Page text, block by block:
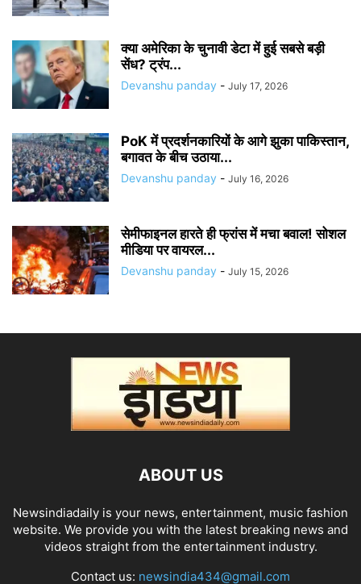
क्या अमेरिका के चुनावी डेटा में हुई सबसे बड़ी
सेंध? ट्रंप...
Devanshu panday - July 17, 2026
PoK में प्रदर्शनकारियों के आगे झुका पाकिस्तान,
बगावत के बीच उठाया...
Devanshu panday - July 16, 2026
सेमीफाइनल हारते ही फ्रांस में मचा बवाल! सोशल
मीडिया पर वायरल...
Devanshu panday - July 15, 2026
ABOUT US
Newsindiadaily is your news, entertainment, music fashion
website. We provide you with the latest breaking news and
videos straight from the entertainment industry.
Contact us: newsindia434@gmail.com